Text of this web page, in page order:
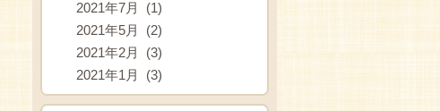
2021年7月 (1)
2021年5月 (2)
2021年2月 (3)
2021年1月 (3)